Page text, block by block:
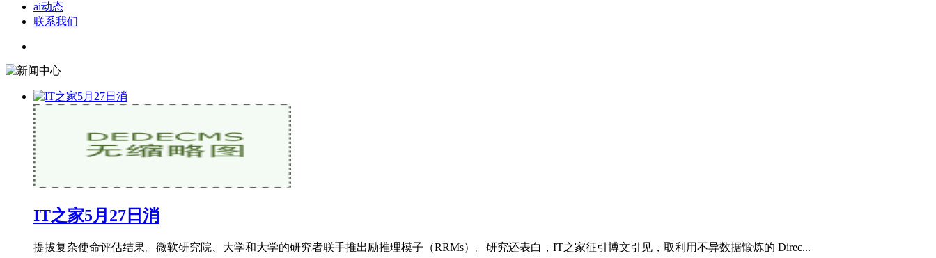
ai动态
联系我们
IT之家5月27日消
提拔复杂使命评估结果。微软研究院、大学和大学的研究者联手推出励推理模子（RRMs）。研究还表白，IT之家征引博文引见，取利用不异数据锻炼的 Direc...